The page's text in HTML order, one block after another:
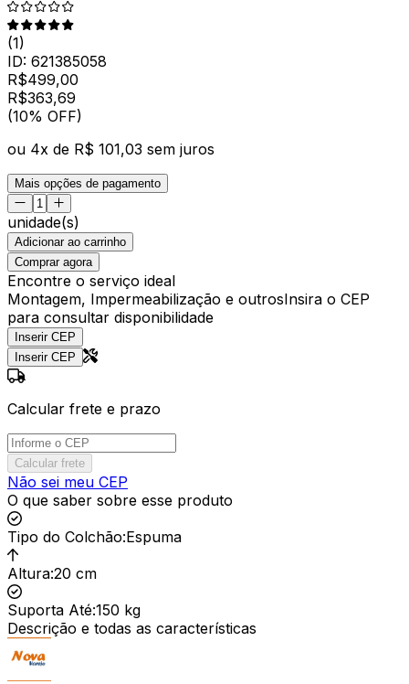
(1)
ID: 621385058
R$499,00
R$363,69
(10% OFF)
ou 4x de R$ 101,03 sem juros
Mais opções de pagamento
unidade(s)
Adicionar ao carrinho
Comprar agora
Encontre o serviço ideal
Montagem, Impermeabilização e outrosInsira o CEP
para consultar disponibilidade
Inserir CEP
Inserir CEP
Calcular frete e prazo
Calcular frete
Não sei meu CEP
O que saber sobre esse produto
Tipo do Colchão:Espuma
Altura:20 cm
Suporta Até:150 kg
Descrição e todas as características